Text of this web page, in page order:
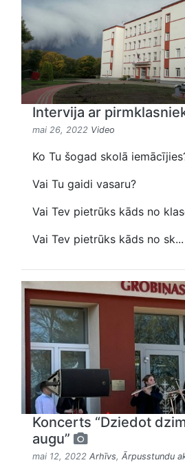
Intervija ar
mai 26, 2022 Video
Ko Tu šogad skolā
Vai Tu gaidi vasaru?
Vai Tev pietrūks kāds no
Vai Tev pietrūks kāds no sk...
Koncerts “Dziedot
augu”
mai 12, 2022 Arhīvs, Ārpusstundu